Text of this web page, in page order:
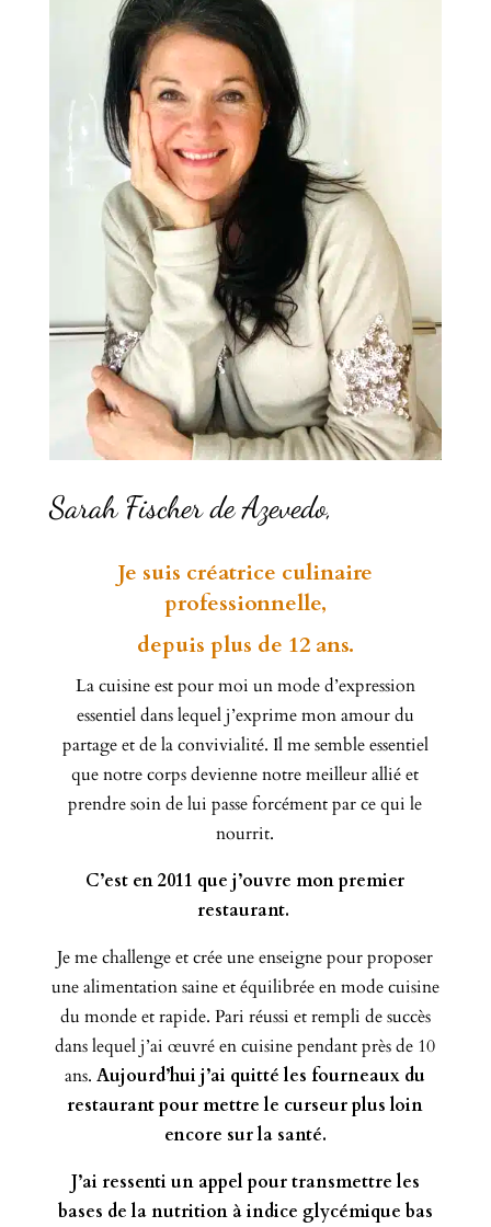
Sarah Fischer de Azevedo,
Je suis créatrice culinaire
professionnelle,
depuis plus de 12 ans.
La cuisine est pour moi un mode d’expression
essentiel dans lequel j’exprime mon amour du
partage et de la convivialité. Il me semble essentiel
que notre corps devienne notre meilleur allié et
prendre soin de lui passe forcément par ce qui le
nourrit.
C’est en 2011 que j’ouvre mon premier
restaurant.
Je me challenge et crée une enseigne pour proposer
une alimentation saine et équilibrée en mode cuisine
du monde et rapide. Pari réussi et rempli de succès
dans lequel j’ai œuvré en cuisine pendant près de 10
ans.Aujourd’hui j’ai quitté les fourneaux du
restaurant pour mettre le curseur plus loin
encore sur la santé.
J’ai ressenti un appel pour transmettre les
bases de la nutrition à indice glycémique bas